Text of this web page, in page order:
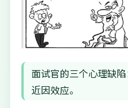
面试官的三个心理缺陷
近因效应。